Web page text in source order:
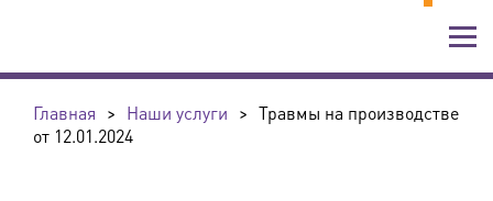
Главная > Наши услуги > Травмы на производстве
от 12.01.2024